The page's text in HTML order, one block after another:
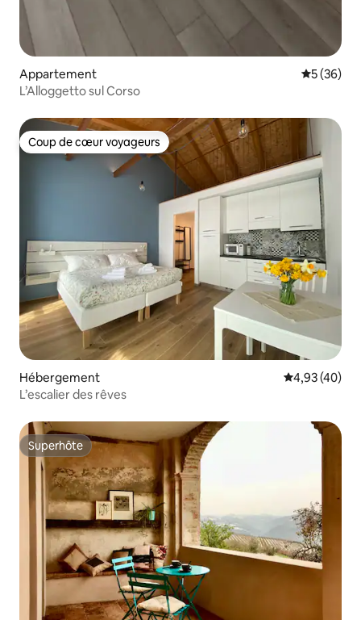
Appartement
5 (36)
L’Alloggetto sul Corso
Coup de cœur voyageurs
Coup de cœur voyageurs
Hébergement Évaluation
4,93 (40)
L’escalier des rêves
Superhôte
Superhôte